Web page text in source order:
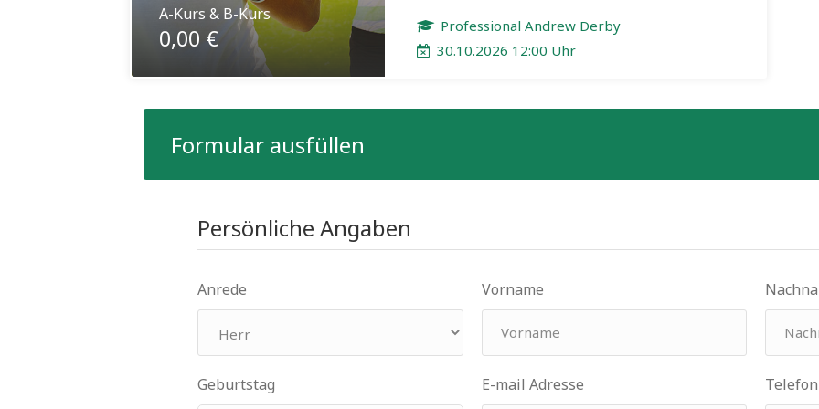
A-Kurs & B-Kurs
0,00 €
Professional Andrew Derby
30.10.2026 12:00 Uhr
Formular ausfüllen
Persönliche Angaben
Anrede Vorname
Geburtstag E-mail Adresse Telefon